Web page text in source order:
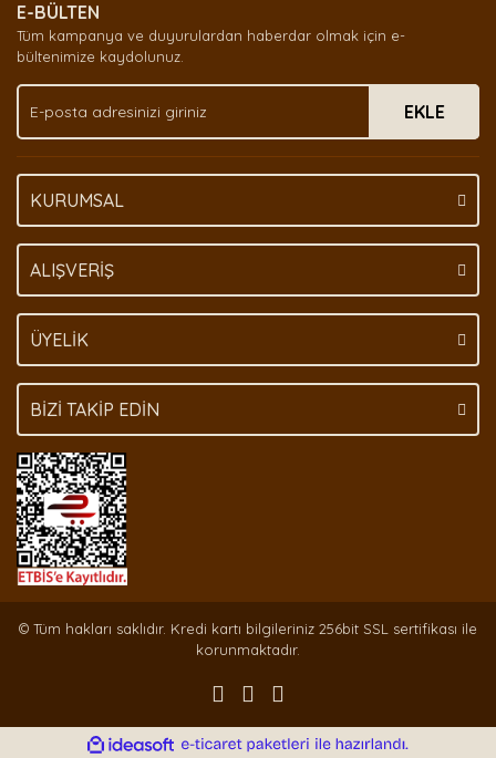
Ürün açıklamasında eksik bilgiler bulunuyor.
Ürün bilgilerinde hatalar bulunuyor.
Ürün fiyatı diğer sitelerden daha pahalı.
Bu ürüne benzer farklı alternatifler olmalı.
E-BÜLTEN
Tüm kampanya ve duyurulardan haberdar olmak için e-
bültenimize kaydolunuz.
EKLE
KURUMSAL
ALIŞVERİŞ
ÜYELİK
BİZİ TAKİP EDİN
© Tüm hakları saklıdır. Kredi kartı bilgileriniz 256bit SSL sertifikası ile
korunmaktadır.
ideasoft
e-